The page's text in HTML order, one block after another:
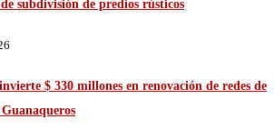
subdivisión de predios rústicos
$ 330 millones en renovación de redes de